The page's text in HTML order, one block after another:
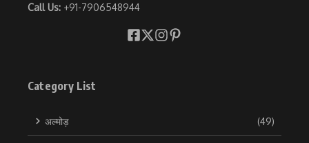
Call Us: +91-7906548944
Category List
अल्मोड़ (49)